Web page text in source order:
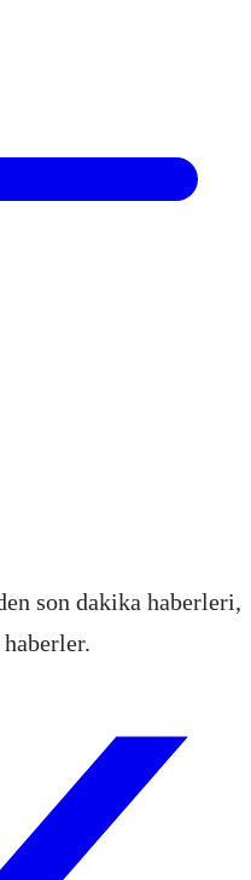
son dakika haberleri,